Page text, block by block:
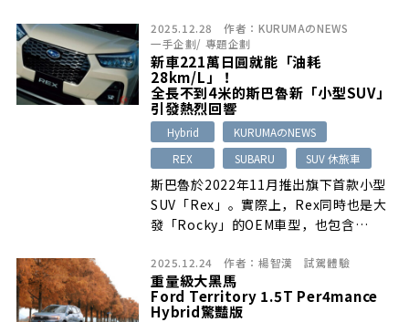
2025.12.28 作者： KURUMAのNEWS
一手企劃/ 專題企劃
新車221萬日圓就能「油耗
28km/L」！
全長不到4米的斯巴魯新「小型SUV」
引發熱烈回響
Hybrid
KURUMAのNEWS
REX
SUBARU SUV 休旅車
斯巴魯於2022年11月推出旗下首款小型
SUV「Rex」。實際上，Rex同時也是大
發「Rocky」的OEM車型，也包含…
2025.12.24 作者： 楊智漢 試駕體驗
重量級大黑馬
Ford Territory 1.5T Per4mance
Hybrid驚豔版